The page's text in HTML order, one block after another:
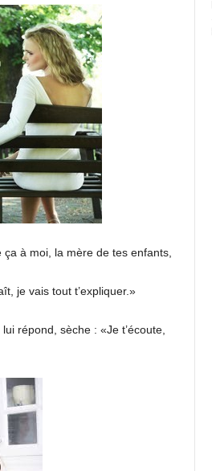
à moi, la mère de tes enfants,
je vais tout t’expliquer.»
répond, sèche : «Je t’écoute,